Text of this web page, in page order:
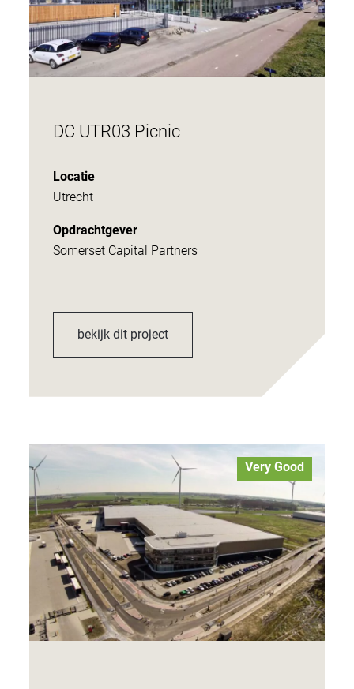
DC UTR03 Picnic
Locatie
Utrecht
Opdrachtgever
Somerset Capital Partners
bekijk dit project
Very Good